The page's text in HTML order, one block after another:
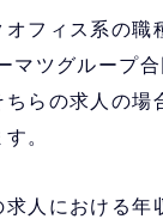
オフィス系の職
マツグループ
らの求人の場
。
求人における年